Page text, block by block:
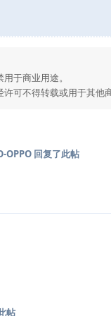
于商业用途。
可不得转载或用于其他商
OPPO 回复了此帖
帖